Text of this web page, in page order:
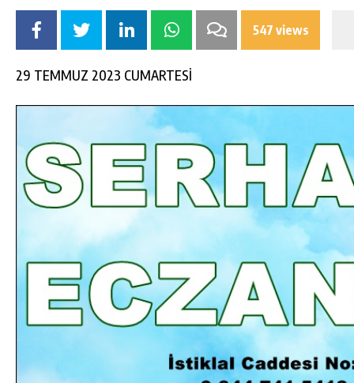
547 views
29 TEMMUZ 2023 CUMARTESİ
GÖKSUN HAFIZLIK KIZ KUR’AN KURSU
ÖĞRENCILERINE DARENDE GEZISI.